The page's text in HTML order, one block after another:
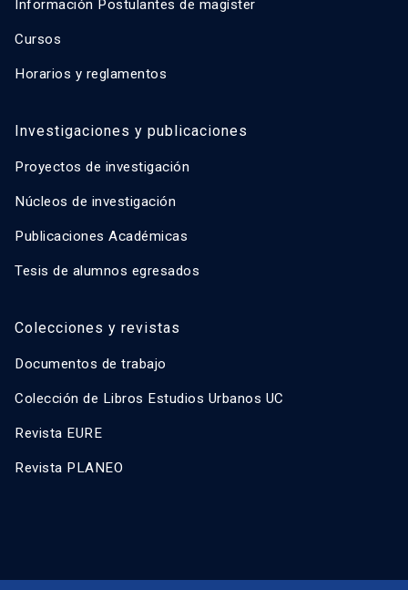
Información Postulantes de magíster
Cursos
Horarios y reglamentos
Investigaciones y publicaciones
Proyectos de investigación
Núcleos de investigación
Publicaciones Académicas
Tesis de alumnos egresados
Colecciones y revistas
Documentos de trabajo
Colección de Libros Estudios Urbanos UC
Revista EURE
Revista PLANEO